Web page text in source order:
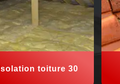
Isolation toiture 30